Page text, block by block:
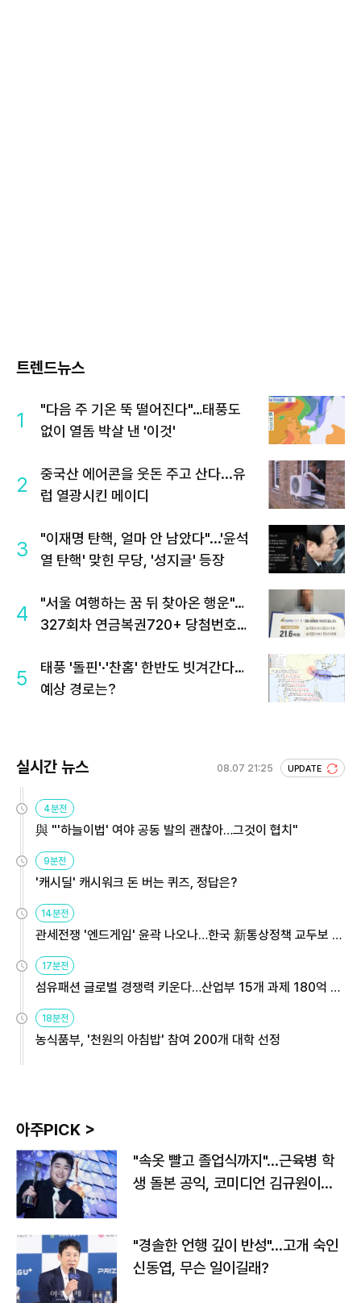
트렌드뉴스
1
"다음 주 기온 뚝 떨어진다"…태풍도
없이 열돔 박살 낸 '이것'
2
중국산 에어콘을 웃돈 주고 산다...유
럽 열광시킨 메이디
3
"이재명 탄핵, 얼마 안 남았다"...'윤석
열 탄핵' 맞힌 무당, '성지글' 등장
4
"서울 여행하는 꿈 뒤 찾아온 행운"…
327회차 연금복권720+ 당첨번호조
5
태풍 '돌핀'·'찬홈' 한반도 빗겨간다…
예상 경로는?
실시간 뉴스 08.07 21:25 UPDATE
4분전
與 "'하늘이법' 여야 공동 발의 괜찮아…그것이 협치"
9분전
'캐시딜' 캐시워크 돈 버는 퀴즈, 정답은?
14분전
관세전쟁 '엔드게임' 윤곽 나오나…한국 新통상정책 교두보 활
용해야
17분전
섬유패션 글로벌 경쟁력 키운다…산업부 15개 과제 180억 지
원
18분전
농식품부, '천원의 아침밥' 참여 200개 대학 선정
아주PICK >
"속옷 빨고 졸업식까지"…근육병 학
생 돌본 공익, 코미디언 김규원이었
"경솔한 언행 깊이 반성"…고개 숙인
신동엽, 무슨 일이길래?